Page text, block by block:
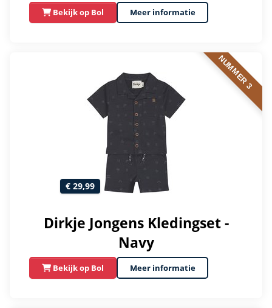
Bekijk op Bol Meer informatie
NUMMER 3
€ 29,99
Dirkje Jongens Kledingset -
Navy
Bekijk op Bol Meer informatie